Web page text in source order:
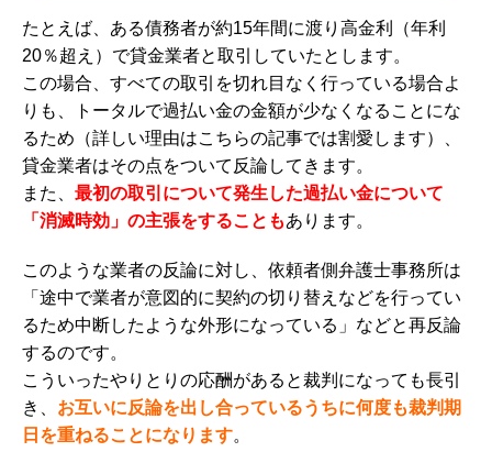
たとえば、ある債務者が約15年間に渡り高金利（年利
20％超え）で貸金業者と取引していたとします。
この場合、すべての取引を切れ目なく行っている場合よ
りも、トータルで過払い金の金額が少なくなることにな
るため（詳しい理由はこちらの記事では割愛します）、
貸金業者はその点をついて反論してきます。
また、 最初の取引について発生した過払い金について
「消滅時効」の主張をすることもあります。
このような業者の反論に対し、依頼者側弁護士事務所は
「途中で業者が意図的に契約の切り替えなどを行ってい
るため中断したような外形になっている」などと再反論
するのです。
こういったやりとりの応酬があると裁判になっても長引
き、 お互いに反論を出し合っているうちに何度も裁判期
日を重ねることになります。